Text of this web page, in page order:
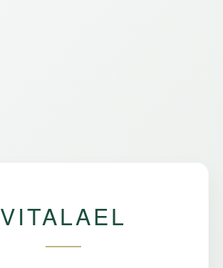
VITALAEL